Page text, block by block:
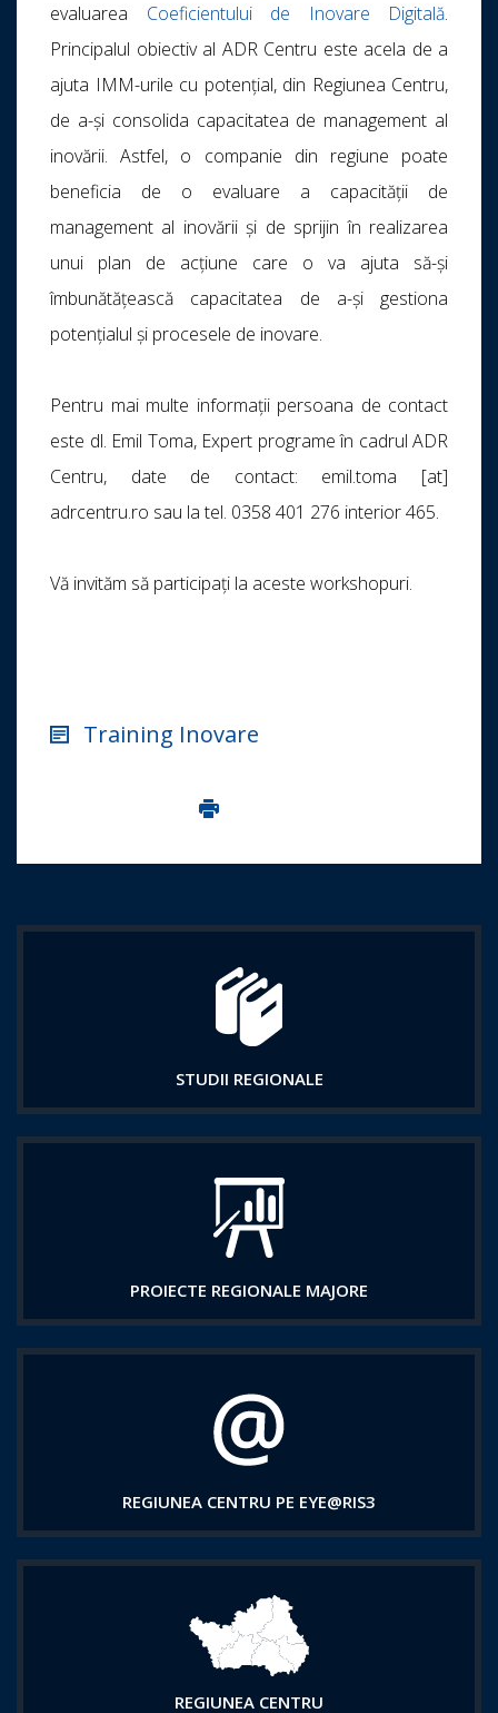
evaluarea Coeficientului de Inovare Digitală.
Principalul obiectiv al ADR Centru este acela de a
ajuta IMM-urile cu potențial, din Regiunea Centru,
de a-și consolida capacitatea de management al
inovării. Astfel, o companie din regiune poate
beneficia de o evaluare a capacității de
management al inovării și de sprijin în realizarea
unui plan de acțiune care o va ajuta să-și
îmbunătățească capacitatea de a-și gestiona
potențialul și procesele de inovare.
Pentru mai multe informații persoana de contact
este dl. Emil Toma, Expert programe în cadrul ADR
Centru, date de contact: emil.toma [at]
adrcentru.ro sau la tel. 0358 401 276 interior 465.
Vă invităm să participați la aceste workshopuri.
Training Inovare
Imprima aceasta pagina
STUDII REGIONALE
PROIECTE REGIONALE MAJORE
REGIUNEA CENTRU PE EYE@RIS3
REGIUNEA CENTRU